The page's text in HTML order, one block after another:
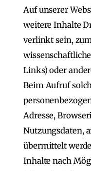
Auf unserer
weitere Inhalte
verlinkt sein,
Links) oder
Beim Aufruf
Adresse,
Nutzungsdaten,
übermittelt
Inhalte nach